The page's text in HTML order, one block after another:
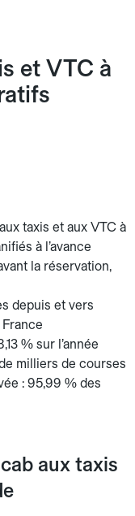
et VTC à
taxis et aux VTC à
à l’avance
la réservation,
depuis et vers
% sur l’année
milliers de courses
: 95,99 % des
aux taxis